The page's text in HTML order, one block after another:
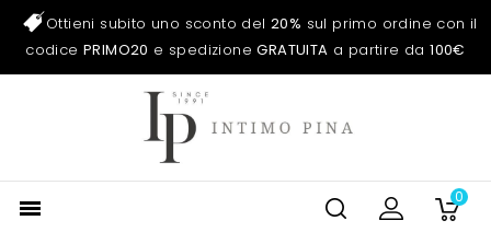
Ottieni subito uno sconto del20% sul primo ordine con il
codice PRIMO20 e spedizioneGRATUITA a partire da100€
 0